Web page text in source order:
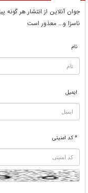
جوان آنلاين از انتشار هر گونه
ناسزا و... معذور است
نام
ایمیل
* کد امنیتی